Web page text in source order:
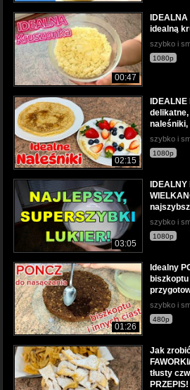
00:47
idealną
szybko i
1080p
02:15
IDEALNE
naleśniki,
szybko i
1080p
03:05
IDEALNY
szybko i
1080p
01:26
Idealny
szybko i
480p
Jak
tłusty
PRZEPIS!